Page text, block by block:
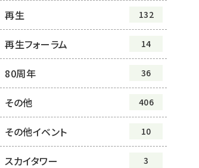
再生 132
再生フォーラム 14
80周年 36
その他 406
その他イベント 10
スカイタワー 3